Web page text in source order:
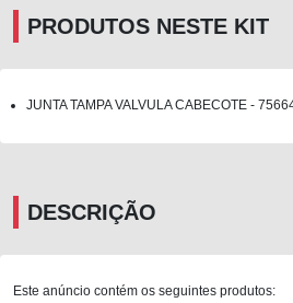
PRODUTOS NESTE KIT
JUNTA TAMPA VALVULA CABECOTE -
DESCRIÇÃO
Este anúncio contém os seguintes produtos: